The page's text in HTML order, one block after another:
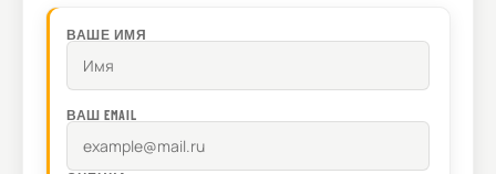
ВАШЕ ИМЯ
ВАШ EMAIL